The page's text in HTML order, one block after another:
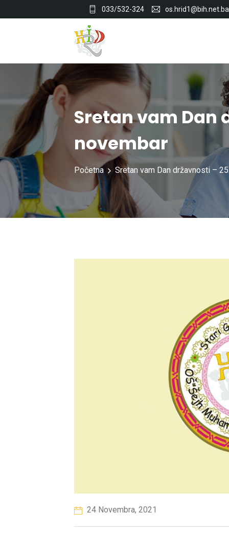
033/532-324 os.hrid1@bih.net.ba
Sretan vam Dan
novembar
Početna Sretan vam Dan državnosti –
24 Novembra, 2021